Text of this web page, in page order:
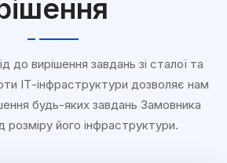
до вирішення завдань зі сталої та
ІТ-інфраструктури дозволяє нам
будь-яких завдань Замовника
розміру його інфраструктури.